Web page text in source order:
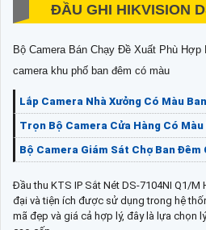
ĐẦU GHI HIKVISION
Bộ Camera Bán Chạy Đề Xuất Phù Hợp
camera khu phố ban đêm có màu
Lắp Camera Nhà Xưởng Có Màu
Trọn Bộ Camera Cửa Hàng Có Màu
Bộ Camera Giám Sát Chợ Ban Đêm
Đầu thu KTS IP Sắt Nét DS-7104NI Q1/
đại và tiện ích được sử dụng trong hệ
mã đẹp và giá cả hợp lý, đây là lựa chọn